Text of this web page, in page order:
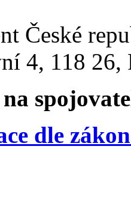
České
4, 118 26,
dle